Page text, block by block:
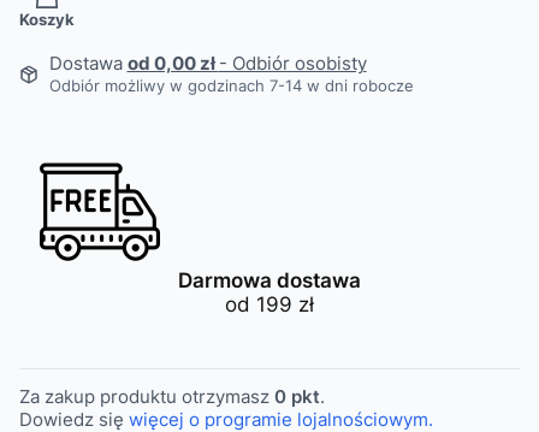
Koszyk
Dostawa od 0,00 zł- Odbiór osobisty
Odbiór możliwy w godzinach 7-14 w dni robocze
Darmowa dostawa
od 199 zł
Za zakup produktu otrzymasz 0 pkt.
Dowiedz się więcej o programie lojalnościowym.